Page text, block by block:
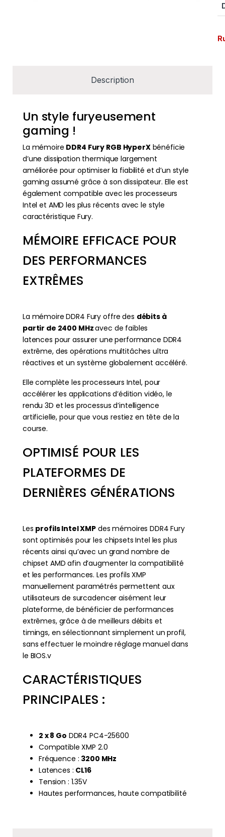
Description
Un style furyeusement
gaming !
La mémoire DDR4 Fury RGB HyperXbénéficie
d’une dissipation thermique largement
améliorée pour optimiser la fiabilité et d’un style
gaming assumé grâce à son dissipateur. Elle est
également compatible avec les processeurs
Intel et AMD les plus récents avec le style
caractéristique Fury.
MÉMOIRE EFFICACE POUR
DES PERFORMANCES
EXTRÊMES
La mémoire DDR4 Fury offre des débits à
partir de 2400 MHzavec de faibles
latences pour assurer une performance DDR4
extrême, des opérations multitâches ultra
réactives et un système globalement accéléré.
Elle complète les processeurs Intel, pour
accélérer les applications d’édition vidéo, le
rendu 3D et les processus d’intelligence
artificielle, pour que vous restiez en tête de la
course.
OPTIMISÉ POUR LES
PLATEFORMES DE
DERNIÈRES GÉNÉRATIONS
Les profils Intel XMP des mémoires DDR4 Fury
sont optimisés pour les chipsets Intel les plus
récents ainsi qu’avec un grand nombre de
chipset AMD afin d’augmenter la compatibilité
et les performances. Les profils XMP
manuellement paramétrés permettent aux
utilisateurs de surcadencer aisément leur
plateforme, de bénéficier de performances
extrêmes, grâce à de meilleurs débits et
timings, en sélectionnant simplement un profil,
sans effectuer le moindre réglage manuel dans
le BIOS.v
CARACTÉRISTIQUES
PRINCIPALES :
2 x 8 Go DDR4 PC4-25600
Compatible XMP 2.0
Fréquence : 3200 MHz
Latences : CL16
Tension : 1.35V
Hautes performances, haute compatibilité